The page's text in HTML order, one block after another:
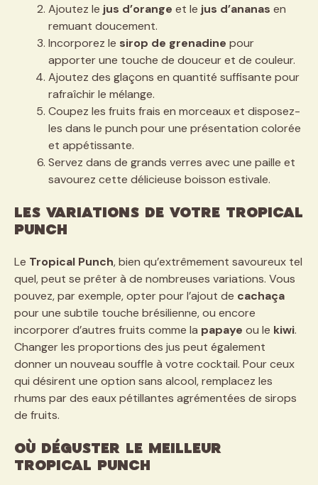
Ajoutez le jus d’orange et le jus d’ananas en
remuant doucement.
Incorporez le sirop de grenadine pour
apporter une touche de douceur et de couleur.
Ajoutez des glaçons en quantité suffisante pour
rafraîchir le mélange.
Coupez les fruits frais en morceaux et disposez-
les dans le punch pour une présentation colorée
et appétissante.
Servez dans de grands verres avec une paille et
savourez cette délicieuse boisson estivale.
Les variations de votre Tropical
Punch
Le Tropical Punch, bien qu’extrêmement savoureux tel
quel, peut se prêter à de nombreuses variations. Vous
pouvez, par exemple, opter pour l’ajout de cachaça
pour une subtile touche brésilienne, ou encore
incorporer d’autres fruits comme la papaye ou le kiwi.
Changer les proportions des jus peut également
donner un nouveau souffle à votre cocktail. Pour ceux
qui désirent une option sans alcool, remplacez les
rhums par des eaux pétillantes agrémentées de sirops
de fruits.
Où déguster le meilleur
Tropical Punch